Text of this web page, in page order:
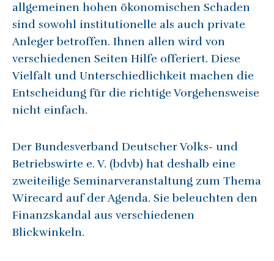
allgemeinen hohen ökonomischen Schaden
sind sowohl institutionelle als auch private
Anleger betroffen. Ihnen allen wird von
verschiedenen Seiten Hilfe offeriert. Diese
Vielfalt und Unterschiedlichkeit machen die
Entscheidung für die richtige Vorgehensweise
nicht einfach.
Der Bundesverband Deutscher Volks- und
Betriebswirte e. V. (bdvb) hat deshalb eine
zweiteilige Seminarveranstaltung zum Thema
Wirecard auf der Agenda. Sie beleuchten den
Finanzskandal aus verschiedenen
Blickwinkeln.